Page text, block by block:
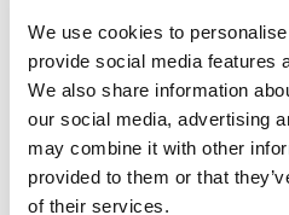
We use cookies to
provide social media features
We also share information
our social media, advertising
may combine it with other
provided to them or that
of their services.